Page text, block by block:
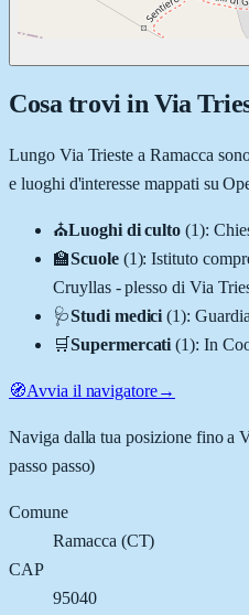
Cosa trovi in Via
Lungo Via Trieste aRamacca
e luoghi d'interesse mappati su
⛪Luoghi di culto (1):
🏫Scuole (1):Istituto
Cruyllas - plesso di Via
🩺Studi medici (1):
🛒Supermercati (1):In
🧭Avvia il navigatore→
Naviga dalla tua posizione fino a
passo passo)
Comune
Ramacca (CT)
CAP
95040